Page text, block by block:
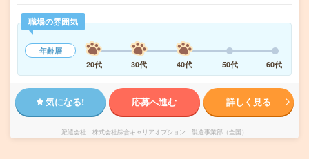
職場の雰囲気
年齢層
20代
30代 40代 50代 60代
気になる! 応募へ進む 詳しく見る
派遣会社 株式会社綜合キャリアオプション 製造事業部（全国）